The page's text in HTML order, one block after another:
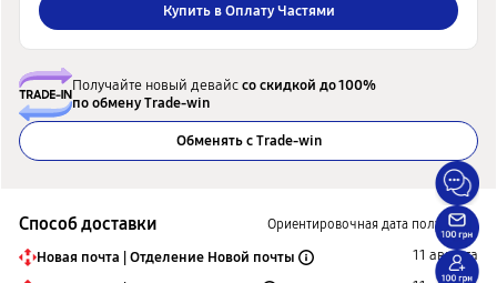
Купить в Оплату Частями
Получайте новый девайссо скидкой до 100%
по обмену Trade-win
Обменять с Trade-win
Способ доставки Ориентировочная дата получения
Новая почта | Отделение Новой почты
11 августа